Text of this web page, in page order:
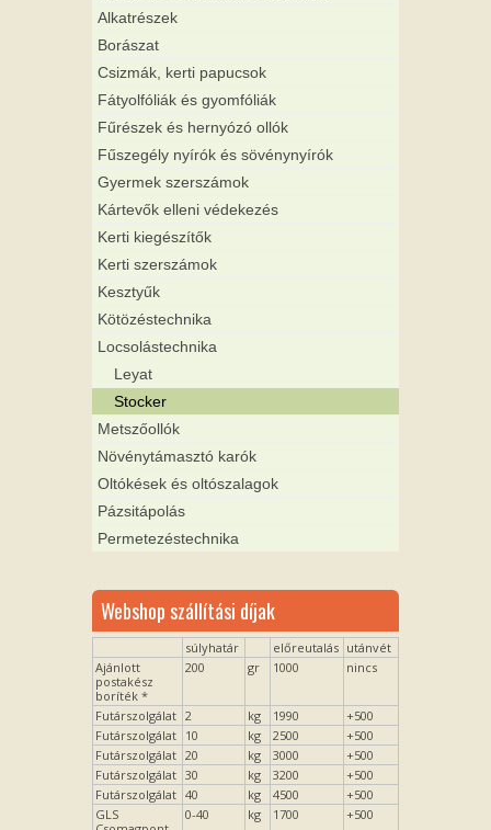
Alkatrészek
Borászat
Csizmák, kerti papucsok
Fátyolfóliák és gyomfóliák
Fűrészek és hernyózó ollók
Fűszegély nyírók és sövénynyírók
Gyermek szerszámok
Kártevők elleni védekezés
Kerti kiegészítők
Kerti szerszámok
Kesztyűk
Kötözéstechnika
Locsolástechnika
Leyat
Stocker
Metszőollók
Növénytámasztó karók
Oltókések és oltószalagok
Pázsitápolás
Permetezéstechnika
Webshop szállítási díjak
súlyhatár előreutalás utánvét
Ajánlott
postakész
boríték *
200 gr 1000 nincs
Futárszolgálat 2 kg 1990
+500
Futárszolgálat 10 kg 2500
+500
Futárszolgálat 20 kg 3000
+500
Futárszolgálat 30 kg 3200
+500
Futárszolgálat 40 kg 4500
+500
GLS
0-40 kg 1700 +500